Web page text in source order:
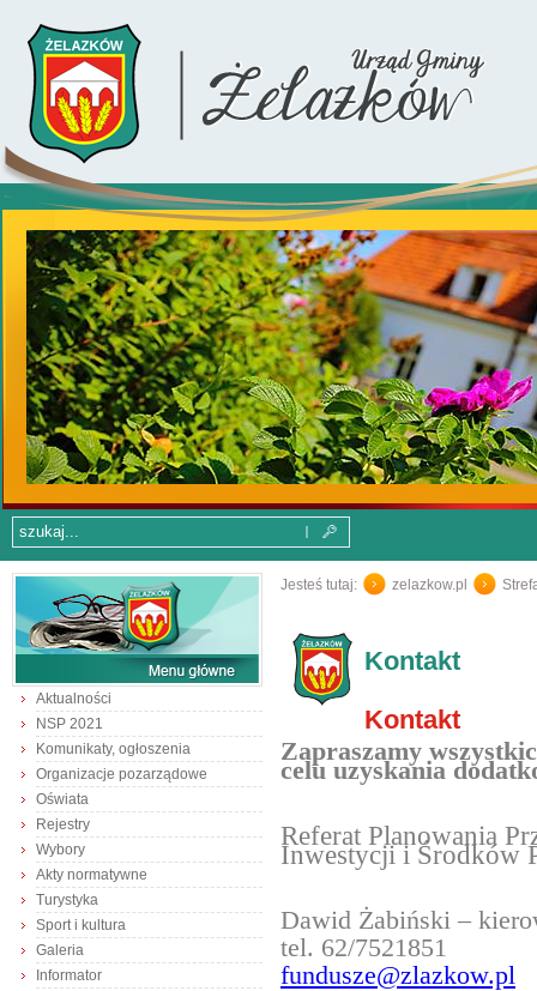
Aktualności
NSP 2021
Komunikaty, ogłoszenia
Organizacje pozarządowe
Oświata
Rejestry
Wybory
Akty normatywne
Turystyka
Sport i kultura
Galeria
Informator
Jesteś tutaj: zelazkow.pl
Kontakt
Kontakt
Zapraszamy
celu uzyskania
Referat Planowania
Inwestycji i Środków
Dawid Żabiński –
tel. 62/7521851
fundusze@zlazkow.pl